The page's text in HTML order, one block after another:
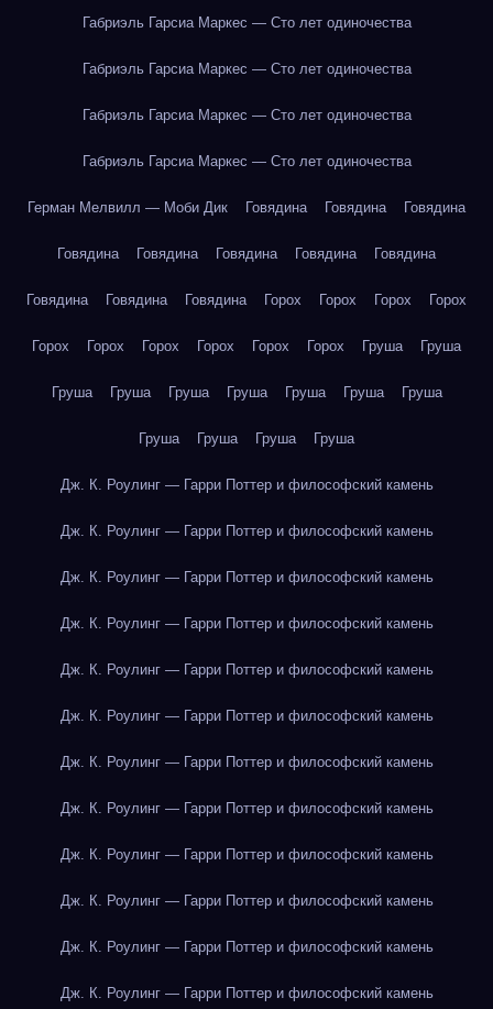
Габриэль Гарсиа Маркес — Сто лет одиночества
Габриэль Гарсиа Маркес — Сто лет одиночества
Габриэль Гарсиа Маркес — Сто лет одиночества
Габриэль Гарсиа Маркес — Сто лет одиночества
Герман Мелвилл — Моби Дик Говядина Говядина Говядина
Говядина Говядина Говядина Говядина Говядина
Говядина Говядина Говядина Горох Горох Горох Горох
Горох Горох Горох Горох Горох Горох Груша Груша
Груша Груша Груша Груша Груша Груша Груша
Груша Груша Груша Груша
Дж. К. Роулинг — Гарри Поттер и философский камень
Дж. К. Роулинг — Гарри Поттер и философский камень
Дж. К. Роулинг — Гарри Поттер и философский камень
Дж. К. Роулинг — Гарри Поттер и философский камень
Дж. К. Роулинг — Гарри Поттер и философский камень
Дж. К. Роулинг — Гарри Поттер и философский камень
Дж. К. Роулинг — Гарри Поттер и философский камень
Дж. К. Роулинг — Гарри Поттер и философский камень
Дж. К. Роулинг — Гарри Поттер и философский камень
Дж. К. Роулинг — Гарри Поттер и философский камень
Дж. К. Роулинг — Гарри Поттер и философский камень
Дж. К. Роулинг — Гарри Поттер и философский камень